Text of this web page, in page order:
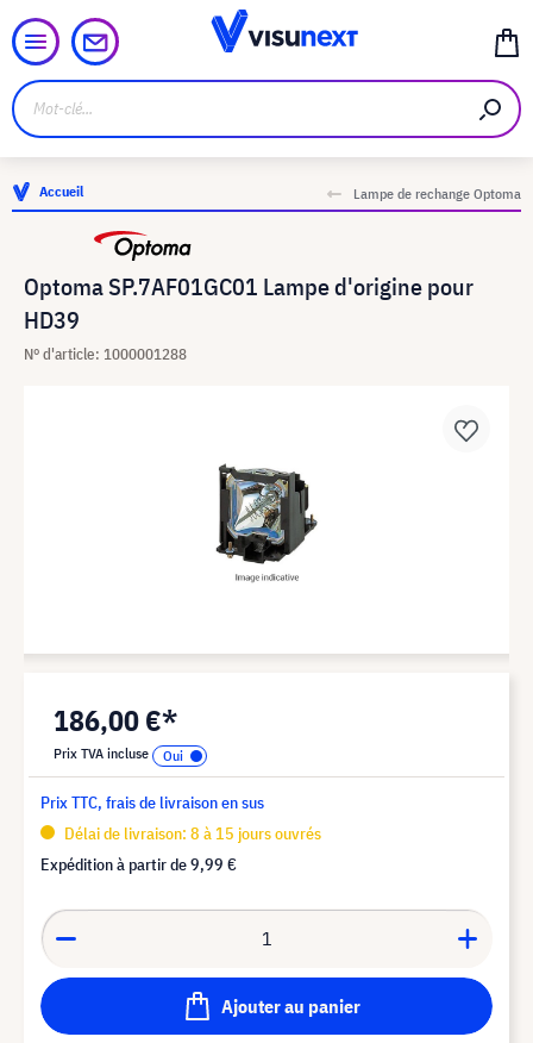
Accueil Lampe de rechange Optoma
Optoma SP.7AF01GC01 Lampe d'origine pour
HD39
N° d'article: 1000001288
186,00 €*
Prix TVA incluse
Prix TTC, frais de livraison en sus
Délai de livraison: 8 à 15 jours ouvrés
Expédition à partir de9,99 €
Ajouter au panier